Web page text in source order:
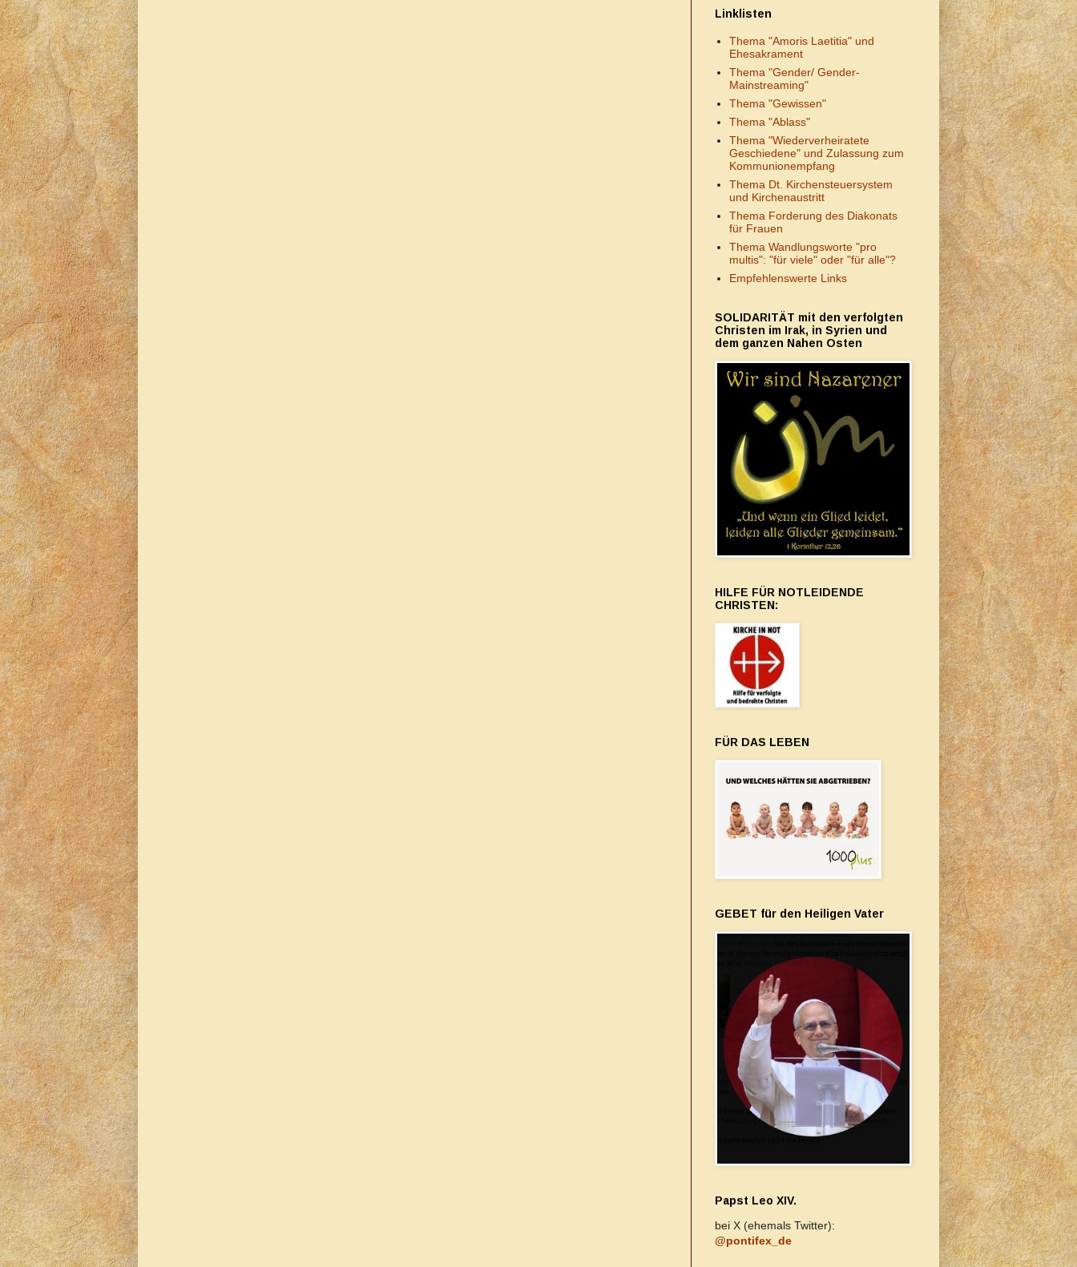
Linklisten
Thema "Amoris Laetitia" und
Ehesakrament
Thema "Gender/ Gender-
Mainstreaming"
Thema "Gewissen"
Thema "Ablass"
Thema "Wiederverheiratete
Geschiedene" und Zulassung zum
Kommunionempfang
Thema Dt. Kirchensteuersystem
und Kirchenaustritt
Thema Forderung des Diakonats
für Frauen
Thema Wandlungsworte "pro
multis": "für viele" oder "für alle"?
Empfehlenswerte Links
SOLIDARITÄT mit den verfolgten
Christen im Irak, in Syrien und
dem ganzen Nahen Osten
HILFE FÜR NOTLEIDENDE
CHRISTEN:
FÜR DAS LEBEN
GEBET für den Heiligen Vater
Papst Leo XIV.
bei X (ehemals Twitter):
@pontifex_de